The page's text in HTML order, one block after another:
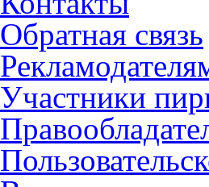
Обратная связь
Участники